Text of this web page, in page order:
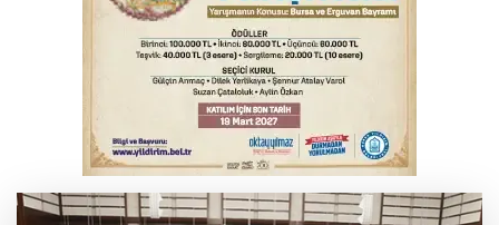
Osmangazi’de kaldırım işgaline geçit yok
Serbest piyasada altın fiyatları...